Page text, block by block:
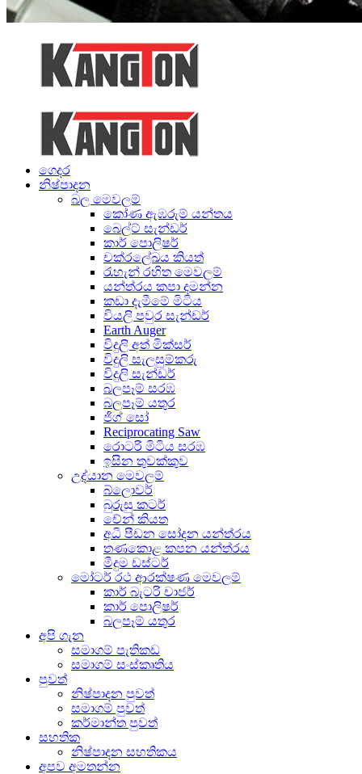
ගෙදර
නිෂ්පාදන
බල මෙවලම්
කෝණ ඇඹරුම් යන්තය
බෙල්ට් සැන්ඩර්
කාර් පොලිෂර්
චක්රලේඛය කියත්
රැහැන් රහිත මෙවලම්
යන්ත්රය කපා දමන්න
කඩා දැමීමේ මිටිය
වියලි පවුර සැන්ඩර්
Earth Auger
විදුලි අත් මික්සර්
විදුලි සැලසුම්කරු
විදුලි සැන්ඩර්
බලපෑම් සරඹ
බලපෑම් යතුර
ජිග් සෝ
Reciprocating Saw
රොටරි මිටිය සරඹ
ඉසින තුවක්කුව
උද්යාන මෙවලම්
බ්ලොවර්
බුරුසු කටර්
චේන් කියත
අධි පීඩන සෝදන යන්ත්රය
තණකොළ කපන යන්ත්රය
මීදුම ඩස්ටර්
මෝටර් රථ ආරක්ෂණ මෙවලම්
කාර් බැටරි චාජර්
කාර් පොලිෂර්
බලපෑම් යතුර
අපි ගැන
සමාගම් පැතිකඩ
සමාගම් සංස්කෘතිය
පුවත්
නිෂ්පාදන පුවත්
සමාගම් පුවත්
කර්මාන්ත පුවත්
සහතික
නිෂ්පාදන සහතිකය
අපව අමතන්න